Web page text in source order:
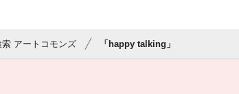
アートコモンズ 「happy talking」